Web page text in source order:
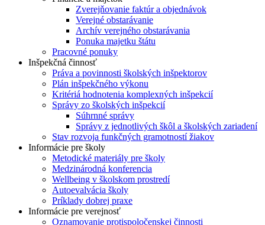
Zverejňovanie faktúr a objednávok
Verejné obstarávanie
Archív verejného obstarávania
Ponuka majetku štátu
Pracovné ponuky
Inšpekčná činnosť
Práva a povinnosti školských inšpektorov
Plán inšpekčného výkonu
Kritériá hodnotenia komplexných inšpekcií
Správy zo školských inšpekcií
Súhrnné správy
Správy z jednotlivých škôl a školských zariadení
Stav rozvoja funkčných gramotností žiakov
Informácie pre školy
Metodické materiály pre školy
Medzinárodná konferencia
Wellbeing v školskom prostredí
Autoevalvácia školy
Príklady dobrej praxe
Informácie pre verejnosť
Oznamovanie protispoločenskej činnosti